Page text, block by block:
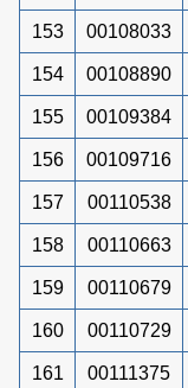
153 00108033
154 00108890
155 00109384
156 00109716
157 00110538
158 00110663
159 00110679
160 00110729
161 00111375